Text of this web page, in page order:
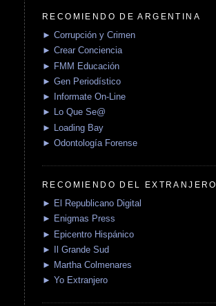
RECOMIENDO DE ARGENTINA
► Corrupción y Crimen
► Crear Conciencia
► FMM Educación
► Gen Periodístico
► Informate On-Line
► Lo Que Se@
► Loading Bay
► Odontología Forense
RECOMIENDO DEL EXTRANJERO
► El Republicano Digital
► Enigmas Press
► Epicentro Hispánico
► Il Grande Sud
► Martha Colmenares
► Yo Extranjero